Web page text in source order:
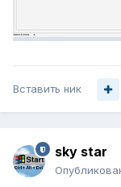
Вставить ник
sky star